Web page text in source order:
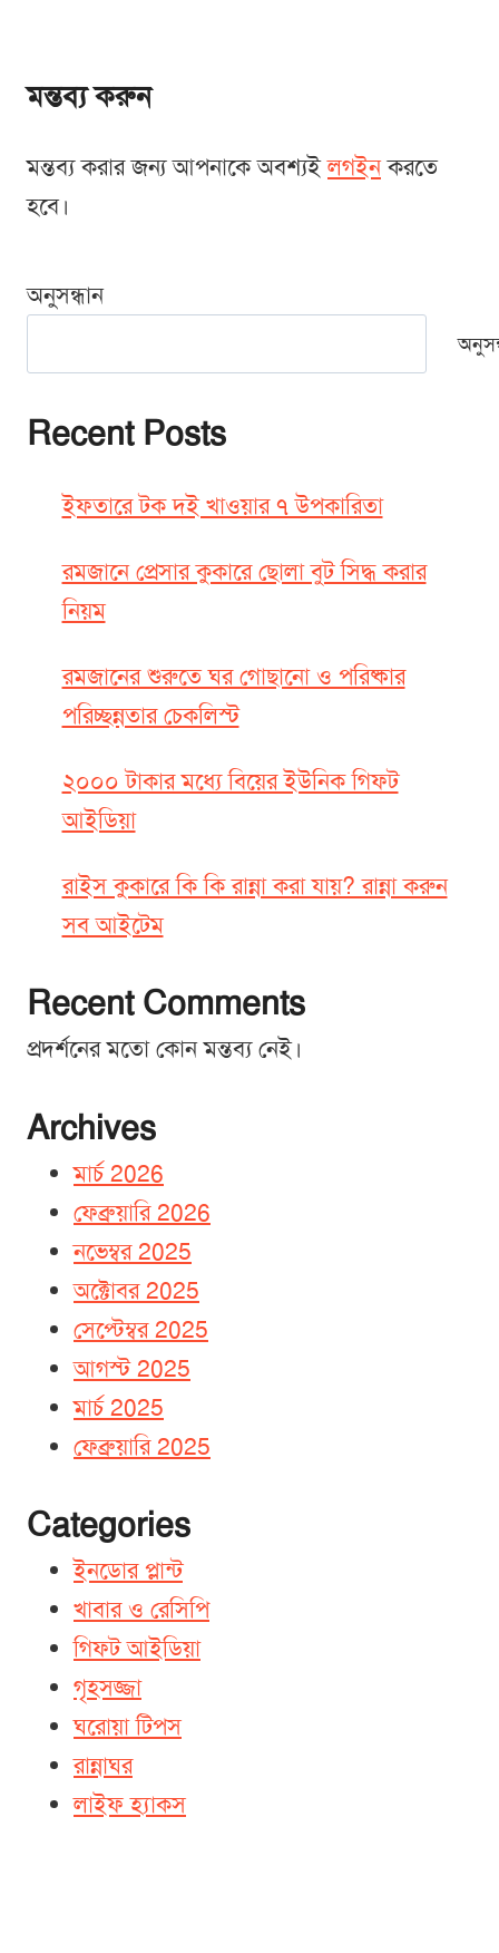
মন্তব্য করুন
মন্তব্য করার জন্য আপনাকে অবশ্যইলগইনকরতে
হবে।
অনুসন্ধান
Recent Posts
ইফতারে টক দই খাওয়ার ৭ উপকারিতা
রমজানে প্রেসার কুকারে ছোলা বুট সিদ্ধ করার
নিয়ম
রমজানের শুরুতে ঘর গোছানো ও পরিষ্কার
পরিচ্ছন্নতার চেকলিস্ট
২০০০ টাকার মধ্যে বিয়ের ইউনিক গিফট
আইডিয়া
রাইস কুকারে কি কি রান্না করা যায়? রান্না করুন
সব আইটেম
Recent Comments
প্রদর্শনের মতো কোন মন্তব্য নেই।
Archives
মার্চ 2026
ফেব্রুয়ারি 2026
নভেম্বর 2025
অক্টোবর 2025
সেপ্টেম্বর 2025
আগস্ট 2025
মার্চ 2025
ফেব্রুয়ারি 2025
Categories
ইনডোর প্লান্ট
খাবার ও রেসিপি
গিফট আইডিয়া
গৃহসজ্জা
ঘরোয়া টিপস
রান্নাঘর
লাইফ হ্যাকস